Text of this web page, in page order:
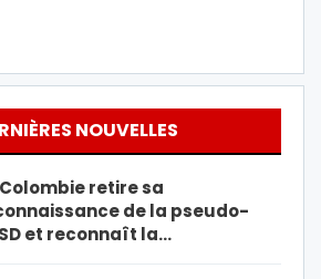
NOUVELLES
retire sa
de la pseudo-
et reconnaît la…